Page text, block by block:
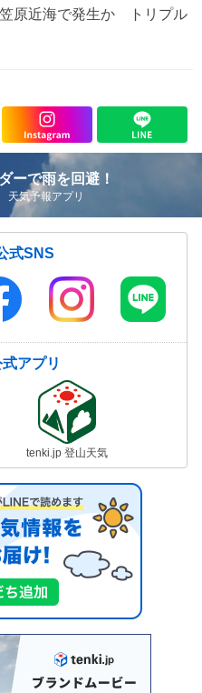
原近海で発生か トリプル
ーで雨を回避！
気予報アプリ
式SNS
アプリ
tenki.jp 登山天気